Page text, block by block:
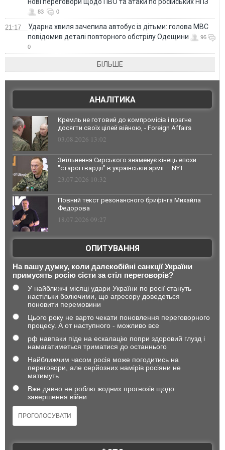
83 0
21:17
Ударна хвиля зачепила автобус із дітьми: голова МВС
повідомив деталі повторного обстрілу Одещини
96
0
БІЛЬШЕ
АНАЛІТИКА
Кремль не готовий до компромісів і прагне
досягти своїх цілей війною, - Foreign Affairs
03.08.2026 13:02
Звільнення Сирського знаменує кінець епохи
"старої гвардії" в українській армії — NYT
23.07.2026 10:32
Повний текст резонансного брифінга Михайла
Федорова
18.07.2026 09:27
ОПИТУВАННЯ
На вашу думку, коли далекобійні санкції України
примусять росію сісти за стіл переговорів?
У найближчі місяці удари України по росії стануть
настільки болючими, що агресору доведеться
поновити перемовини
Цього року не варто чекати поновлення переговорного
процесу. А от наступного - можливо все
рф навпаки піде на ескалацію попри здоровий глузд і
намагатиметься триматися до останнього
Найближчим часом росія може погодитись на
переговори, але серйозних намірів росіяни не
матимуть
Вже давно не роблю жодних прогнозів щодо
завершення війни